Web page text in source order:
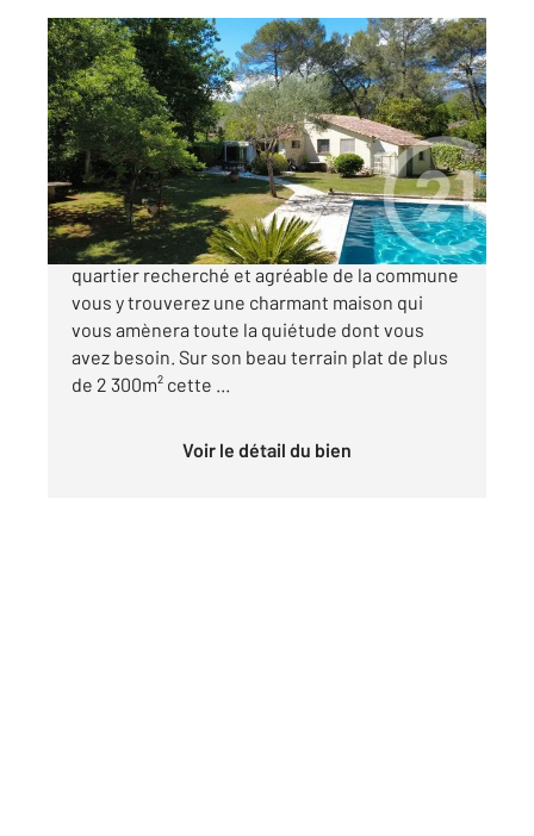
ROQUEFORT LES PINS 06
107,05 m2, 3 pièces
Ref : 31181
Maison à vendre
680 000 €
Co-Exclusivité Roquefort les Pins : Dans un
quartier recherché et agréable de la commune
vous y trouverez une charmant maison qui
vous amènera toute la quiétude dont vous
avez besoin. Sur son beau terrain plat de plus
de 2 300m² cette ...
Voir le détail du bien